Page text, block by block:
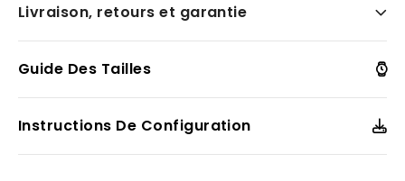
unidirectionnel du temps écoulé, une couronne et un
Livraison, retours et garantie
Guide Des Tailles
Instructions De Configuration